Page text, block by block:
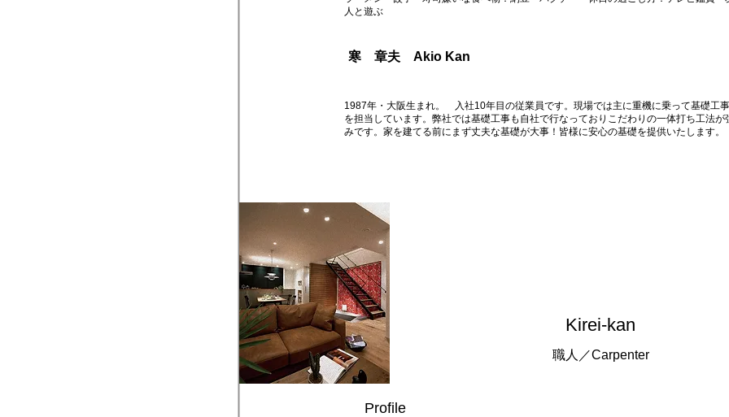
人と遊ぶ
​寒 章夫 Akio Kan
1987年・大阪生まれ。​ 入社10年目の従業員です。現場では主に重機に乗って基礎工事
を担当しています。弊社では基礎工事も自社で行なっておりこだわりの一体打ち工法が
みです。家を建てる前にまず丈夫な基礎が大事！皆様に安心の基礎を提供いたします。
​Kirei-kan
​職人／Carpenter
Profile